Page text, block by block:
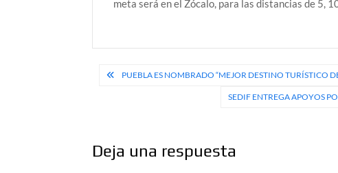
meta será en el Zócalo, para las distancias de 5,
Navegación
PUEBLA ES NOMBRADO “MEJOR DESTINO TURÍSTICO
SEDIF ENTREGA APOYOS
Deja una respuesta